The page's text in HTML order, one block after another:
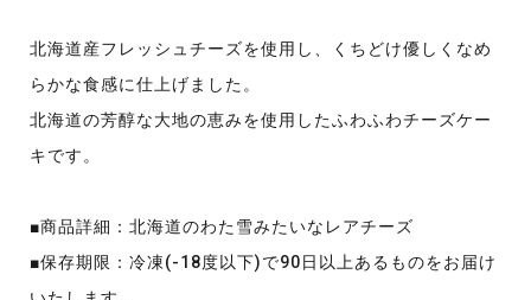
北海道産フレッシュチーズを使用し、くちどけ優しくなめ
らかな食感に仕上げました。
北海道の芳醇な大地の恵みを使用したふわふわチーズケー
キです。
■商品詳細：北海道のわた雪みたいなレアチーズ
■保存期限：冷凍(-18度以下)で90日以上あるものをお届け